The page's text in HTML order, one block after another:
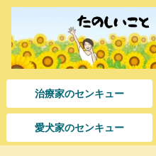
治療家のセンキュー
愛犬家のセンキュー